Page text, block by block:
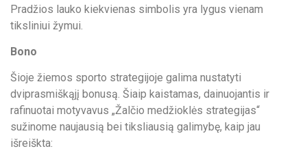
Pradžios lauko kiekvienas simbolis yra lygus vienam
tiksliniui žymui.
Bono
Šioje žiemos sporto strategijoje galima nustatyti
dviprasmiškąjį bonusą. Šiaip kaistamas, dainuojantis ir
rafinuotai motyvavus „Žalčio medžioklės strategijas“
sužinome naujausią bei tiksliausią galimybę, kaip jau
išreiškta: